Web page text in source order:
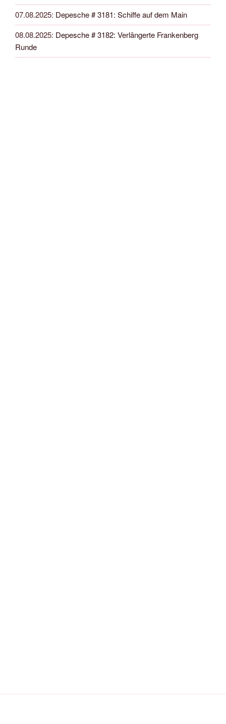
07.08.2025: Depesche # 3181: Schiffe auf dem Main
08.08.2025: Depesche # 3182: Verlängerte Frankenberg
Runde